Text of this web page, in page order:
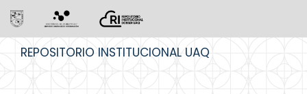
REPOSITORIO INSTITUCIONAL UAQ